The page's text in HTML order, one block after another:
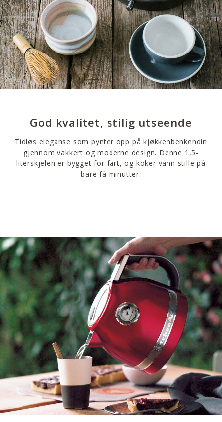
God kvalitet, stilig utseende
Tidløs eleganse som pynter opp på kjøkkenbenkendin
gjennom vakkert og moderne design. Denne 1,5-
literskjelen er bygget for fart, og koker vann stille på
bare få minutter.